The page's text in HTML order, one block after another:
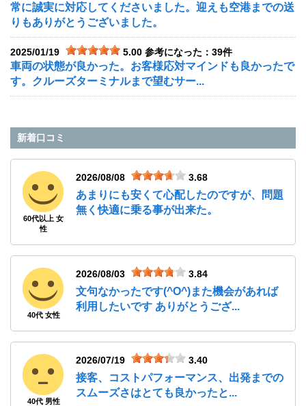
常に誠実に対応してくださいました。迎えも空港までの送
りもありがとうございました。
2025/01/19 5.00 参考になった：39件
車両の状態が良かった。お客様応対マインドも良かったで
す。クルーズターミナルまで望むサー...
新着口コミ
60代以上 女
性
2026/08/08 3.68
あまりにも安くて心配したのですが、問題
無く快適に乗る事が出来た。
40代 女性
2026/08/03 3.84
文句なかったです(^O^)また機会があれば
利用したいです ありがとうござ...
40代 男性
2026/07/19 3.40
接客、コストパフォーマンス、出発までの
スムーズさはとても良かったと...